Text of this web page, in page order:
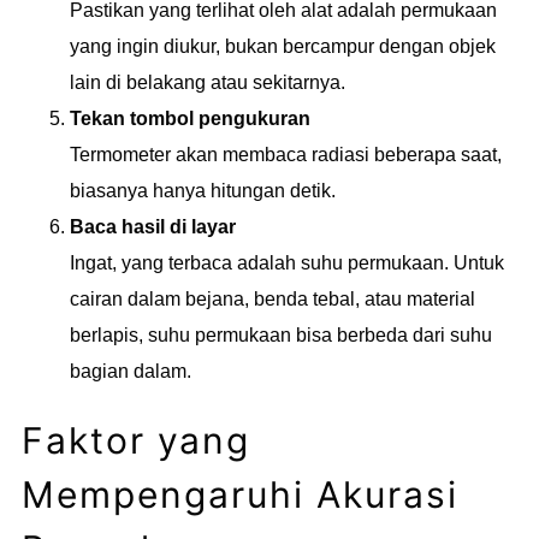
Pastikan yang terlihat oleh alat adalah permukaan
yang ingin diukur, bukan bercampur dengan objek
lain di belakang atau sekitarnya.
Tekan tombol pengukuran
Termometer akan membaca radiasi beberapa saat,
biasanya hanya hitungan detik.
Baca hasil di layar
Ingat, yang terbaca adalah suhu permukaan. Untuk
cairan dalam bejana, benda tebal, atau material
berlapis, suhu permukaan bisa berbeda dari suhu
bagian dalam.
Faktor yang
Mempengaruhi Akurasi